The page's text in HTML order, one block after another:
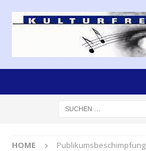
HOME Publikumsbeschimpfung